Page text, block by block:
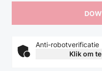
Anti-robotverificatie
Klik om